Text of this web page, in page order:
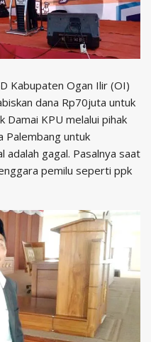
Kabupaten Ogan Ilir (OI)
dana Rp70juta untuk
Damai KPU melalui pihak
Palembang untuk
adalah gagal. Pasalnya saat
pemilu seperti ppk